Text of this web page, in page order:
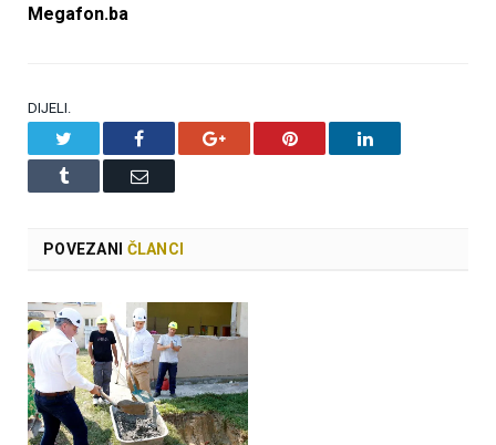
Megafon.ba
DIJELI.
Facebook Google+ Pinterest LinkedIn
Tumblr Email
POVEZANI ČLANCI